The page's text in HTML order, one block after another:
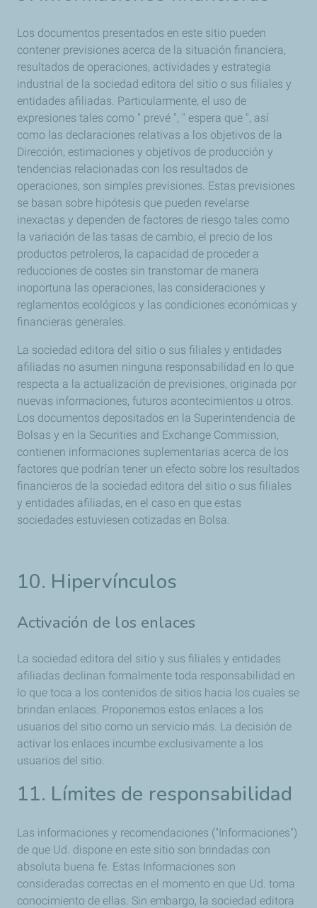
Los documentos presentados en este sitio pueden
contener previsiones acerca de la situación financiera,
resultados de operaciones, actividades y estrategia
industrial de la sociedad editora del sitio o sus filiales y
entidades afiliadas. Particularmente, el uso de
expresiones tales como " prevé ", " espera que ", así
como las declaraciones relativas a los objetivos de la
Dirección, estimaciones y objetivos de producción y
tendencias relacionadas con los resultados de
operaciones, son simples previsiones. Estas previsiones
se basan sobre hipótesis que pueden revelarse
inexactas y dependen de factores de riesgo tales como
la variación de las tasas de cambio, el precio de los
productos petroleros, la capacidad de proceder a
reducciones de costes sin transtornar de manera
inoportuna las operaciones, las consideraciones y
reglamentos ecológicos y las condiciones económicas y
financieras generales.
La sociedad editora del sitio o sus filiales y entidades
afiliadas no asumen ninguna responsabilidad en lo que
respecta a la actualización de previsiones, originada por
nuevas informaciones, futuros acontecimientos u otros.
Los documentos depositados en la Superintendencia de
Bolsas y en la Securities and Exchange Commission,
contienen informaciones suplementarias acerca de los
factores que podrían tener un efecto sobre los resultados
financieros de la sociedad editora del sitio o sus filiales
y entidades afiliadas, en el caso en que estas
sociedades estuviesen cotizadas en Bolsa.
10. Hipervínculos
Activación de los enlaces
La sociedad editora del sitio y sus filiales y entidades
afiliadas declinan formalmente toda responsabilidad en
lo que toca a los contenidos de sitios hacia los cuales se
brindan enlaces. Proponemos estos enlaces a los
usuarios del sitio como un servicio más. La decisión de
activar los enlaces incumbe exclusivamente a los
usuarios del sitio.
11. Límites de responsabilidad
Las informaciones y recomendaciones ("Informaciones")
de que Ud. dispone en este sitio son brindadas con
absoluta buena fe. Estas Informaciones son
consideradas correctas en el momento en que Ud. toma
conocimiento de ellas. Sin embargo, la sociedad editora